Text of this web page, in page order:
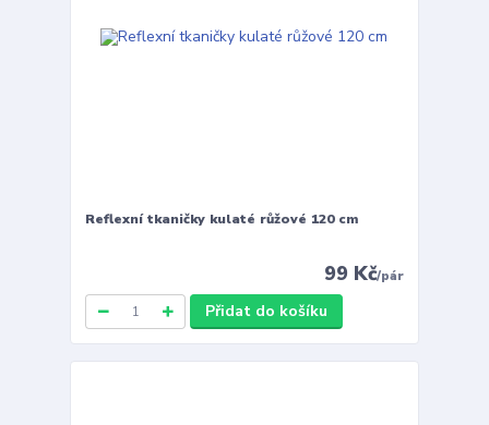
Reflexní tkaničky kulaté růžové 120 cm
99 Kč/pár
Přidat do košíku